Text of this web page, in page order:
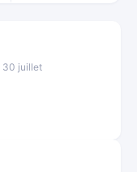
30 juillet